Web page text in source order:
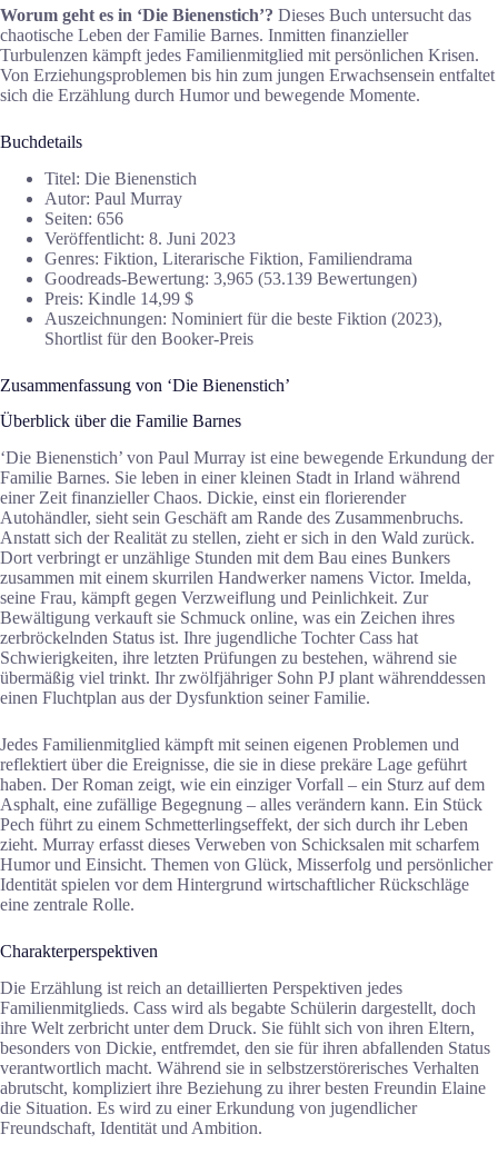
Worum geht es in ‘Die Bienenstich’? Dieses Buch untersucht das
chaotische Leben der Familie Barnes. Inmitten finanzieller
Turbulenzen kämpft jedes Familienmitglied mit persönlichen Krisen.
Von Erziehungsproblemen bis hin zum jungen Erwachsensein entfaltet
sich die Erzählung durch Humor und bewegende Momente.
Buchdetails
Titel: Die Bienenstich
Autor: Paul Murray
Seiten: 656
Veröffentlicht: 8. Juni 2023
Genres: Fiktion, Literarische Fiktion, Familiendrama
Goodreads-Bewertung: 3,965 (53.139 Bewertungen)
Preis: Kindle 14,99 $
Auszeichnungen: Nominiert für die beste Fiktion (2023),
Shortlist für den Booker-Preis
Zusammenfassung von ‘Die Bienenstich’
Überblick über die Familie Barnes
‘Die Bienenstich’ von Paul Murray ist eine bewegende Erkundung der
Familie Barnes. Sie leben in einer kleinen Stadt in Irland während
einer Zeit finanzieller Chaos. Dickie, einst ein florierender
Autohändler, sieht sein Geschäft am Rande des Zusammenbruchs.
Anstatt sich der Realität zu stellen, zieht er sich in den Wald zurück.
Dort verbringt er unzählige Stunden mit dem Bau eines Bunkers
zusammen mit einem skurrilen Handwerker namens Victor. Imelda,
seine Frau, kämpft gegen Verzweiflung und Peinlichkeit. Zur
Bewältigung verkauft sie Schmuck online, was ein Zeichen ihres
zerbröckelnden Status ist. Ihre jugendliche Tochter Cass hat
Schwierigkeiten, ihre letzten Prüfungen zu bestehen, während sie
übermäßig viel trinkt. Ihr zwölfjähriger Sohn PJ plant währenddessen
einen Fluchtplan aus der Dysfunktion seiner Familie.
Jedes Familienmitglied kämpft mit seinen eigenen Problemen und
reflektiert über die Ereignisse, die sie in diese prekäre Lage geführt
haben. Der Roman zeigt, wie ein einziger Vorfall – ein Sturz auf dem
Asphalt, eine zufällige Begegnung – alles verändern kann. Ein Stück
Pech führt zu einem Schmetterlingseffekt, der sich durch ihr Leben
zieht. Murray erfasst dieses Verweben von Schicksalen mit scharfem
Humor und Einsicht. Themen von Glück, Misserfolg und persönlicher
Identität spielen vor dem Hintergrund wirtschaftlicher Rückschläge
eine zentrale Rolle.
Charakterperspektiven
Die Erzählung ist reich an detaillierten Perspektiven jedes
Familienmitglieds. Cass wird als begabte Schülerin dargestellt, doch
ihre Welt zerbricht unter dem Druck. Sie fühlt sich von ihren Eltern,
besonders von Dickie, entfremdet, den sie für ihren abfallenden Status
verantwortlich macht. Während sie in selbstzerstörerisches Verhalten
abrutscht, kompliziert ihre Beziehung zu ihrer besten Freundin Elaine
die Situation. Es wird zu einer Erkundung von jugendlicher
Freundschaft, Identität und Ambition.